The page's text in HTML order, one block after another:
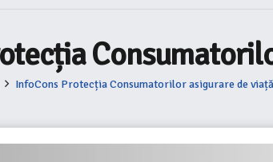
InfoCons Protecția Consumatorilor asigurare de viață